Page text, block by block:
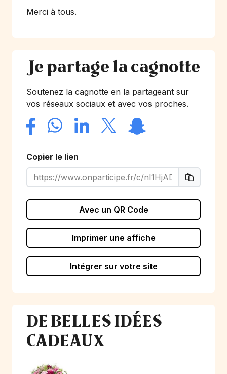
Merci à tous.
Je partage la cagnotte
Soutenez la cagnotte en la partageant sur
vos réseaux sociaux et avec vos proches.
Copier le lien
Avec un QR Code
Imprimer une affiche
Intégrer sur votre site
DE BELLES IDÉES
CADEAUX